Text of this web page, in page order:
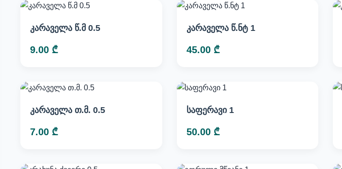
კარაველა წ.მ 0.5
9.00 ₾
კარაველა წ.ნტ 1
45.00 ₾
კარაველა თ.მ. 0.5
7.00 ₾
საფერავი 1
50.00 ₾